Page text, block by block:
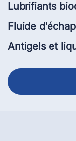
Lubrifiants
Fluide
Antigels et